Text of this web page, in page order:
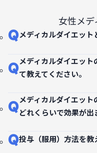
女性メ
Qメディカルダイエット
Qメディカルダイエッ
て教えてください。
Qメディカルダイエッ
どれくらいで効果が出
Q投与（服用）方法を教